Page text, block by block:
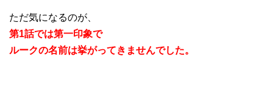
ただ気になるのが、
第1話では第一印象で
ルークの名前は挙がってきませんでした。